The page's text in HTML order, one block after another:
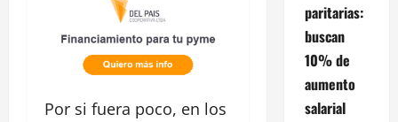
Por si fuera poco, en los
paritarias:
buscan
10% de
aumento
salarial